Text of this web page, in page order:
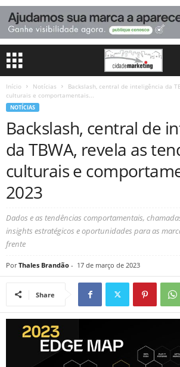
Início Notícias
Backslash, central de inteligência da
culturais e comportamentais...
NOTÍCIAS
Backslash, central de
da TBWA, revela as
culturais e
2023
Dados e as tendências comportamentais,
insights estratégicos e oportunidades para as
frente
Por Thales Brandão - 17 de março de 2023
Share